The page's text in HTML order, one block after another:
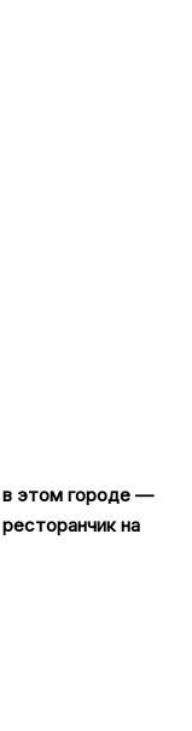
в этом городе —
на